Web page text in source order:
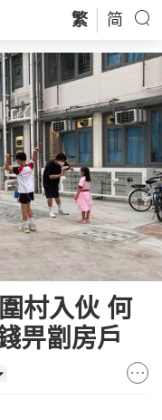
繁 简
村入伙 何
畀劏房戶